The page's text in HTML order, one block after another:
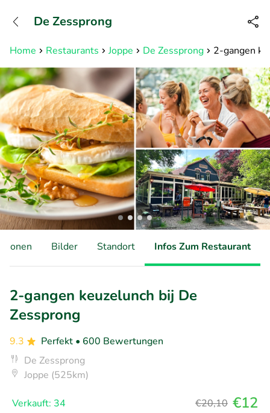
Erreichbar bis 23:00 Uhr (max
0,09€/Min)
Home Restaurants Joppe De Zessprong 2-gangen
De Zessprong
Bilder Standort Infos Zum Restaurant
2-gangen keuzelunch bij De
Zessprong
9.3 Perfekt • 600 Bewertungen
De Zessprong
Joppe (525km)
Verkauft: 34 €20,10 €12